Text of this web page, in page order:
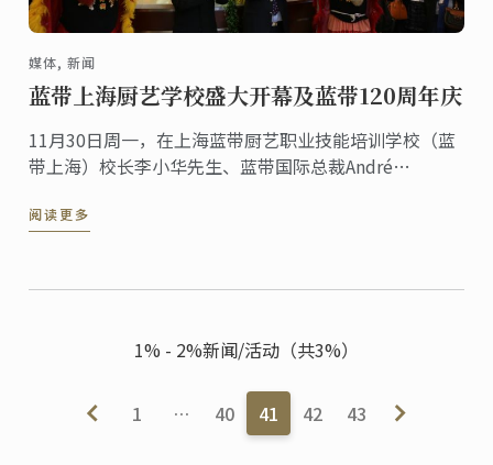
媒体, 新闻
蓝带上海厨艺学校盛大开幕及蓝带120周年庆
11月30日周一，在上海蓝带厨艺职业技能培训学校（蓝
带上海）校长李小华先生、蓝带国际总裁André
先生的共同主持下，上海蓝带厨艺职业技能培训学校盛
阅读更多
1% - 2%新闻/活动（共3%）
1 … 40 41 42 43